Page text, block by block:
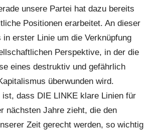
unsere Partei hat dazu bereits
Positionen erarbeitet. An dieser
in erster Linie um die Verknüpfung
Perspektive, in der die
eines destruktiv und gefährlich
überwunden wird.
ist, dass DIE LINKE klare Linien für
nächsten Jahre zieht, die den
Zeit gerecht werden, so wichtig